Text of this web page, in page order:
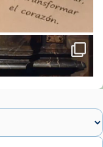
de Les